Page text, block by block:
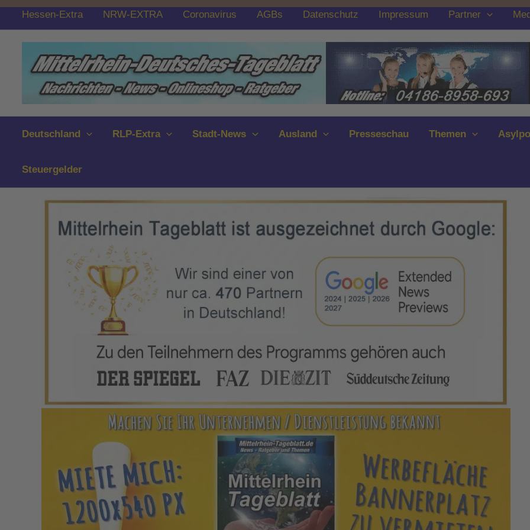
Zum
springen
Hessen-Extra NRW-EXTRA Coronavirus AGBs Datenschutz Impressum Partner
Deutschland RLP-Extra Stadt-News Ausland Presseschau Themen
Steuergelder